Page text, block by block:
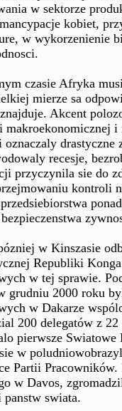
w sektorze
kobiet,
w wykorzenienie
czasie Afryka
mierze sa
Akcent
makroekonomicznej i
oznaczaly
recesje,
przyczynila sie do
kontroli
w Kinszasie
Republiki
w tej sprawie.
grudniu 2000 roku
w Dakarze
200 delegatów z
pierwsze
w
Partii
w Davos,
panstw swiata.